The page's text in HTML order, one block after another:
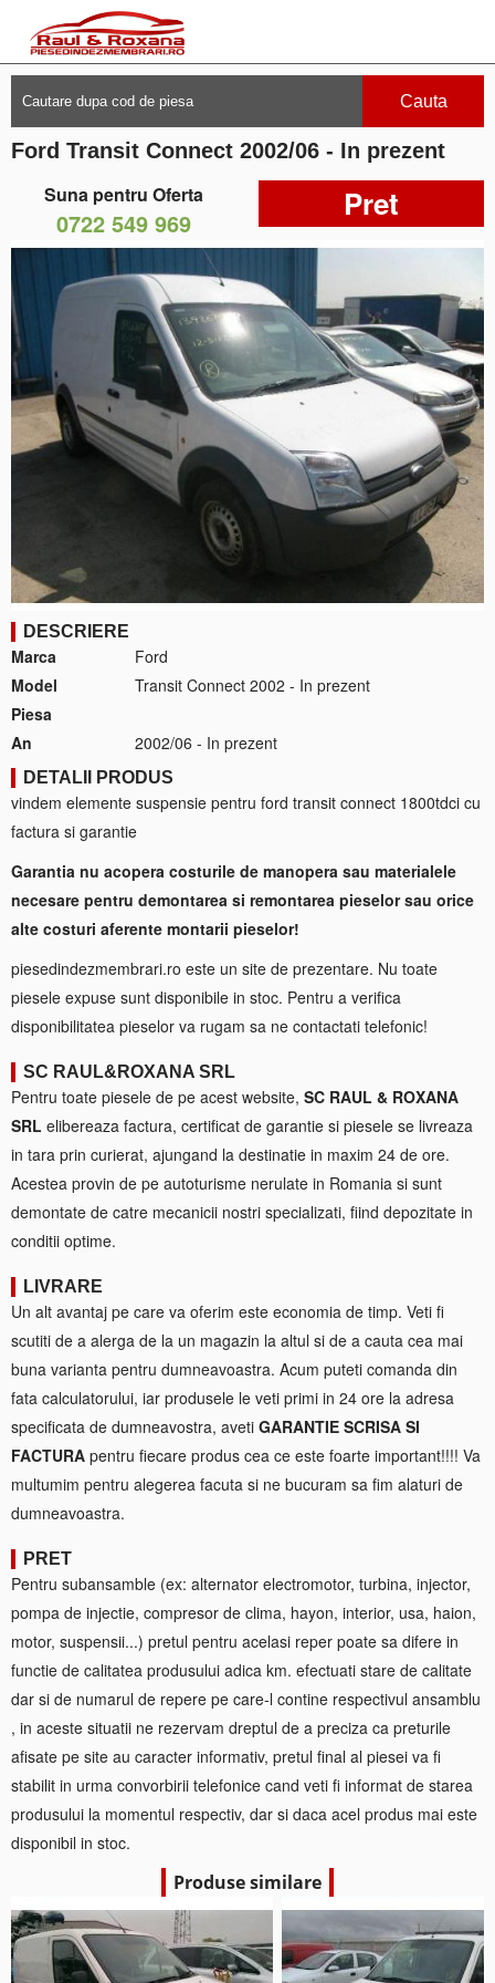
Cauta
Ford Transit Connect 2002/06 - In prezent
Suna pentru Oferta
0722 549 969 Pret
DESCRIERE
Marca
Ford
Model
Transit Connect 2002 - In prezent
Piesa
An
2002/06 - In prezent
DETALII PRODUS
vindem elemente suspensie pentru ford transit connect 1800tdci cu
factura si garantie
Garantia nu acopera costurile de manopera sau materialele
necesare pentru demontarea si remontarea pieselor sau orice
alte costuri aferente montarii pieselor!
piesedindezmembrari.ro este un site de prezentare. Nu toate
piesele expuse sunt disponibile in stoc. Pentru a verifica
disponibilitatea pieselor va rugam sa ne contactati telefonic!
SC RAUL&ROXANA SRL
Pentru toate piesele de pe acest website, SC RAUL & ROXANA
SRL elibereaza factura, certificat de garantie si piesele se livreaza
in tara prin curierat, ajungand la destinatie in maxim 24 de ore.
Acestea provin de pe autoturisme nerulate in Romania si sunt
demontate de catre mecanicii nostri specializati, fiind depozitate in
conditii optime.
LIVRARE
Un alt avantaj pe care va oferim este economia de timp. Veti fi
scutiti de a alerga de la un magazin la altul si de a cauta cea mai
buna varianta pentru dumneavoastra. Acum puteti comanda din
fata calculatorului, iar produsele le veti primi in 24 ore la adresa
specificata de dumneavostra, aveti GARANTIE SCRISA SI
FACTURA pentru fiecare produs cea ce este foarte important!!!! Va
multumim pentru alegerea facuta si ne bucuram sa fim alaturi de
dumneavoastra.
PRET
Pentru subansamble (ex: alternator electromotor, turbina, injector,
pompa de injectie, compresor de clima, hayon, interior, usa, haion,
motor, suspensii...) pretul pentru acelasi reper poate sa difere in
functie de calitatea produsului adica km. efectuati stare de calitate
dar si de numarul de repere pe care-l contine respectivul ansamblu
, in aceste situatii ne rezervam dreptul de a preciza ca preturile
afisate pe site au caracter informativ, pretul final al piesei va fi
stabilit in urma convorbirii telefonice cand veti fi informat de starea
produsului la momentul respectiv, dar si daca acel produs mai este
disponibil in stoc.
Produse similare